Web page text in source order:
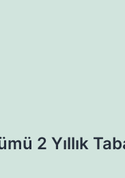
2 Yıllık